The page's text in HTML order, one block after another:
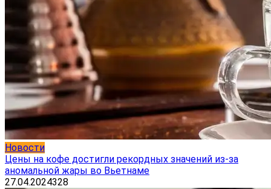
Новости
Цены на кофе достигли рекордных значений из-за
аномальной жары во Вьетнаме
27.04.2024328